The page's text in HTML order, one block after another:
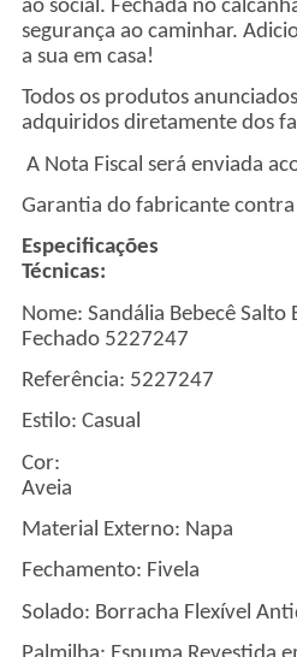
ao social. Fechada no
segurança ao caminhar.
a sua em casa!
Todos os produtos
adquiridos diretamente dos
A Nota Fiscal será enviada
Garantia do fabricante
Especificações
Nome: Sandália Bebecê Salto
Fechado 5227247
Referência:
Estilo: Casual
Cor:
Material Externo: Napa
Fechamento: Fivela
Solado: Borracha Flexível